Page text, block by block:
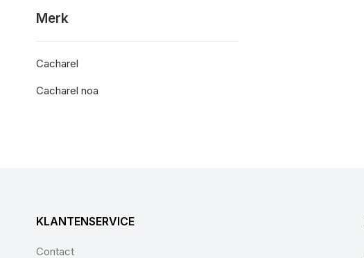
Merk
Cacharel
Cacharel noa
KLANTENSERVICE
Contact